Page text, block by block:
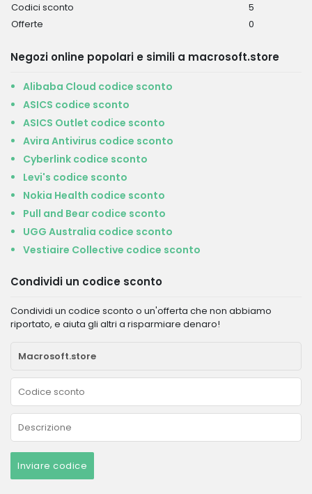
Codici sconto
5
Offerte
0
Negozi online popolari e simili a macrosoft.store
Alibaba Cloud codice sconto
ASICS codice sconto
ASICS Outlet codice sconto
Avira Antivirus codice sconto
Cyberlink codice sconto
Levi's codice sconto
Nokia Health codice sconto
Pull and Bear codice sconto
UGG Australia codice sconto
Vestiaire Collective codice sconto
Condividi un codice sconto
Condividi un codice sconto o un'offerta che non abbiamo
riportato, e aiuta gli altri a risparmiare denaro!
Inviare codice